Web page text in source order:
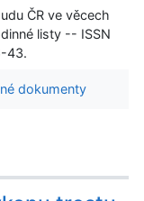
ČR ve věcech
listy -- ISSN
43.
dokumenty